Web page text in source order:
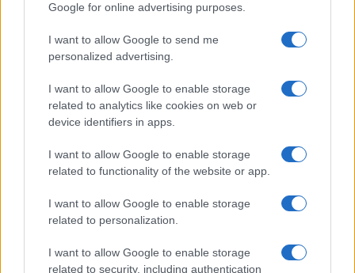
Google for online advertising purposes.
I want to allow Google to send me
personalized advertising.
I want to allow Google to enable storage
related to analytics like cookies on web or
device identifiers in apps.
I want to allow Google to enable storage
related to functionality of the website or app.
I want to allow Google to enable storage
related to personalization.
I want to allow Google to enable storage
related to security, including authentication
Petrolio in calo: Brent a 91,82$, ribassi a due cifre per greggio
Andrea Innocenti · 5 Ago 2026
QUOTAZIONI CRYPTO
Gold (Terra
(PAXG)